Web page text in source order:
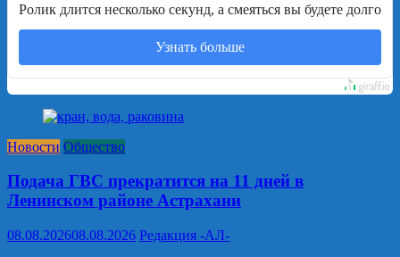
Ролик длится несколько секунд, а смеяться вы будете долго
Узнать больше
Новости Общество
Подача ГВС прекратится на 11 дней в
Ленинском районе Астрахани
08.08.202608.08.2026 Редакция -АЛ-